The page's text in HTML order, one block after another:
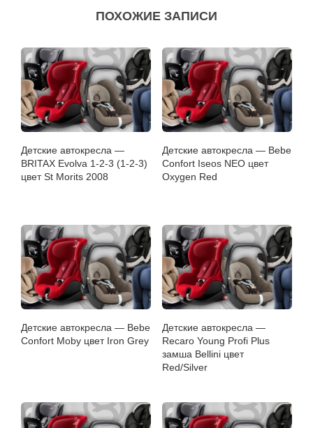
ПОХОЖИЕ ЗАПИСИ
Детские автокресла —
BRITAX Evolva 1-2-3 (1-2-3)
цвет St Morits 2008
Детские автокресла — Bebe
Confort Iseos NEO цвет
Oxygen Red
Детские автокресла — Bebe
Confort Moby цвет Iron Grey
Детские автокресла —
Recaro Young Profi Plus
замша Bellini цвет
Red/Silver